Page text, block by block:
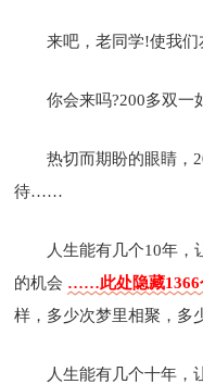
来吧，老同学!使我
你会来吗?200多双一
热切而期盼的眼睛，
待……
人生能有几个10年，
的机会 ……此处隐藏
样，多少次梦里相聚，多
人生能有几个十年，